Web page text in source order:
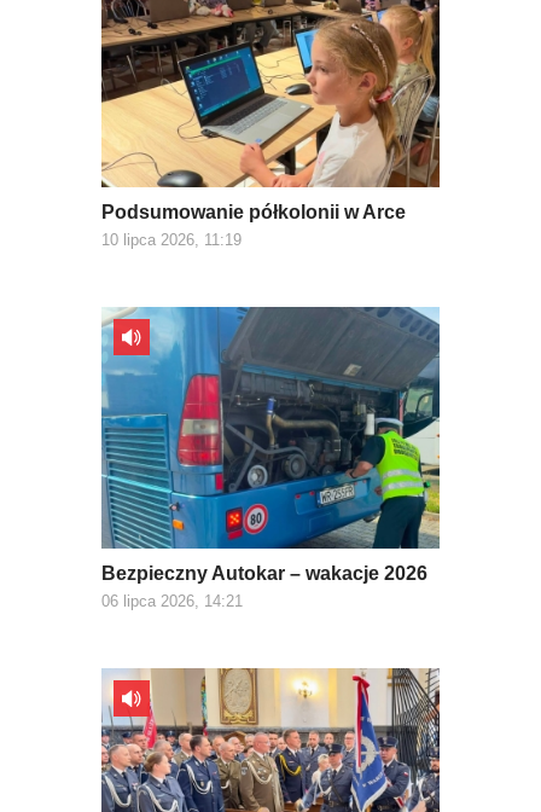
Podsumowanie półkolonii w Arce
10 lipca 2026, 11:19
Bezpieczny Autokar – wakacje 2026
06 lipca 2026, 14:21